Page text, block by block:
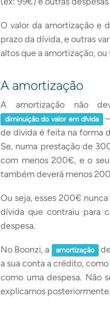
O valor da amortização e
prazo da dívida, e outras
altos que a amortização, ou
A amortização
A amortização não
diminuição do valor em dívida
de dívida é feita na forma
Se, numa prestação de
com menos 200€, e o
também deverá menos
Ou seja, esses 200€
dívida que contraiu para
despesa.
No Boonzi, a amortização
a sua conta a crédito,
como uma despesa. Não
explicamos posteriormente.